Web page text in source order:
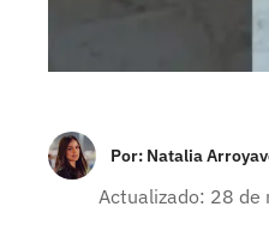
Por: Natalia
Actualizado: 28 de